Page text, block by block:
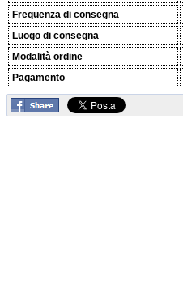
Frequenza di consegna
Luogo di consegna
Modalità ordine
Pagamento